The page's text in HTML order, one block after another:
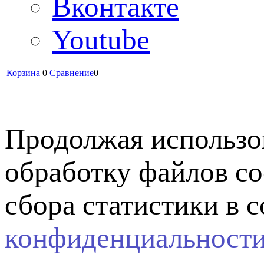
Вконтакте
Youtube
Корзина 0 Сравнение0
Продолжая
обработку файлов
сбора статистики в